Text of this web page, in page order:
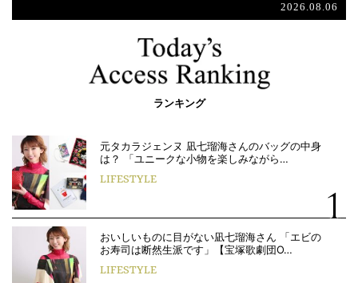
2026.08.06
ランキング
元タカラジェンヌ 凪七瑠海さんのバッグの中身
は？ 「ユニークな小物を楽しみながら…
LIFESTYLE
おいしいものに目がない凪七瑠海さん 「エビの
お寿司は断然生派です」【宝塚歌劇団O…
LIFESTYLE